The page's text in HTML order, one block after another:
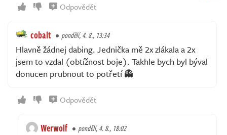
Odpovědět
cobalt pondělí, 4. 8., 13:34
Hlavně žádnej dabing. Jednička mě 2x zlákala a 2x
jsem to vzdal (obtížnost boje). Takhle bych byl býval
donucen prubnout to potřetí 👻
Odpovědět
Werwolf pondělí, 4. 8., 18:02